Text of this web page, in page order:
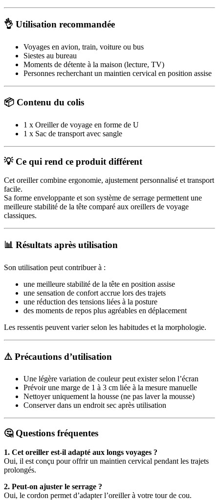
👌 Utilisation recommandée
Voyages en avion, train, voiture ou bus
Siestes au bureau
Moments de détente à la maison (lecture, TV)
Personnes recherchant un maintien cervical en position assise
📦 Contenu du colis
1 x Oreiller de voyage en forme de U
1 x Sac de transport avec sangle
💡 Ce qui rend ce produit différent
Cet oreiller combine ergonomie, ajustement personnalisé et transport
facile.
Sa forme enveloppante et son système de serrage permettent une
meilleure stabilité de la tête comparé aux oreillers de voyage
classiques.
📊 Résultats après utilisation
Son utilisation peut contribuer à :
une meilleure stabilité de la tête en position assise
une sensation de confort accrue lors des trajets
une réduction des tensions liées à la posture
des moments de repos plus agréables en déplacement
Les ressentis peuvent varier selon les habitudes et la morphologie.
⚠️ Précautions d’utilisation
Une légère variation de couleur peut exister selon l’écran
Prévoir une marge de 1 à 3 cm liée à la mesure manuelle
Nettoyer uniquement la housse (ne pas laver la mousse)
Conserver dans un endroit sec après utilisation
🤔 Questions fréquentes
1. Cet oreiller est-il adapté aux longs voyages ?
Oui, il est conçu pour offrir un maintien cervical pendant les trajets
prolongés.
2. Peut-on ajuster le serrage ?
Oui, le cordon permet d’adapter l’oreiller à votre tour de cou.